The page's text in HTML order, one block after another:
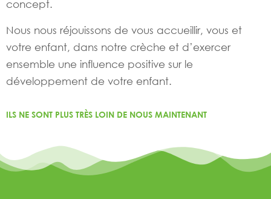
concept.
Nous nous réjouissons de vous accueillir, vous et
votre enfant, dans notre crèche et d’exercer
ensemble une influence positive sur le
développement de votre enfant.
ILS NE SONT PLUS TRÈS LOIN DE NOUS MAINTENANT